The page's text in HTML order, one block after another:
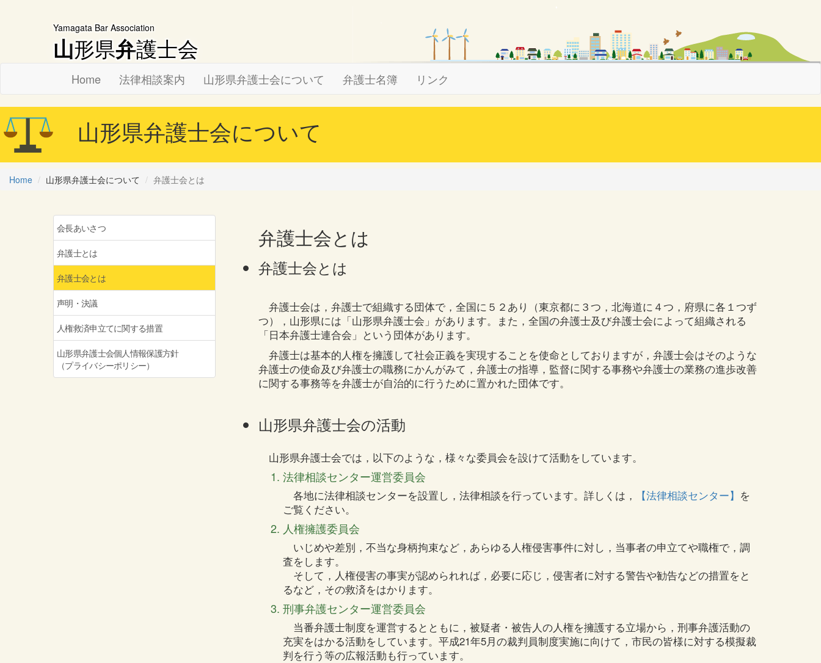
Yamagata Bar Association
山形県弁護士会
Home 法律相談案内 山形県弁護士会について 弁護士名簿 リンク
山形県弁護士会について
Home 山形県弁護士会について 弁護士会とは
会長あいさつ
弁護士とは
弁護士会とは
声明・決議
人権救済申立てに関する措置
山形県弁護士会個人情報保護方針
（プライバシーポリシー）
弁護士会とは
弁護士会とは
弁護士会は，弁護士で組織する団体で，全国に５２あり（東京都に３つ，北海道に４つ，府県に各１つず
つ），山形県には「山形県弁護士会」があります。また，全国の弁護士及び弁護士会によって組織される
「日本弁護士連合会」という団体があります。
弁護士は基本的人権を擁護して社会正義を実現することを使命としておりますが，弁護士会はそのような
弁護士の使命及び弁護士の職務にかんがみて，弁護士の指導，監督に関する事務や弁護士の業務の進歩改善
に関する事務等を弁護士が自治的に行うために置かれた団体です。
山形県弁護士会の活動
山形県弁護士会では，以下のような，様々な委員会を設けて活動をしています。
法律相談センター運営委員会
各地に法律相談センターを設置し，法律相談を行っています。詳しくは， 【法律相談センター】 を
ご覧ください。
人権擁護委員会
いじめや差別，不当な身柄拘束など，あらゆる人権侵害事件に対し，当事者の申立てや職権で，調
査をします。
そして，人権侵害の事実が認められれば，必要に応じ，侵害者に対する警告や勧告などの措置をと
るなど，その救済をはかります。
刑事弁護センター運営委員会
当番弁護士制度を運営するとともに，被疑者・被告人の人権を擁護する立場から，刑事弁護活動の
充実をはかる活動をしています。平成21年5月の裁判員制度実施に向けて，市民の皆様に対する模擬裁
判を行う等の広報活動も行っています。